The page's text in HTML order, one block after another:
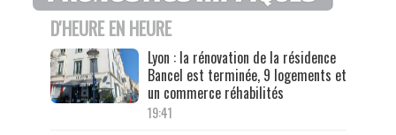
D'HEURE EN HEURE
Lyon : la rénovation de la résidence
Bancel est terminée, 9 logements et
un commerce réhabilités
19:41